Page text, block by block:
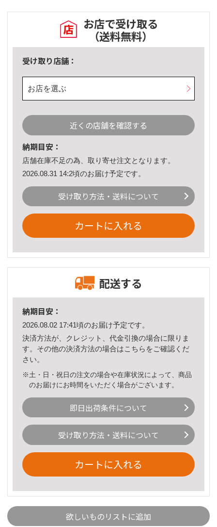
お店で受け取る
（送料無料）
受け取り店舗：
お店を選ぶ
近くの店舗を確認する
納期目安：
店舗在庫不足の為、取り寄せ注文となります。
2026.08.31 14:2頃のお届け予定です。
受け取り方法・送料について
カートに入れる
配送する
納期目安：
2026.08.02 17:41頃のお届け予定です。
決済方法が、クレジット、代金引換の場合に限りま
す。その他の決済方法の場合はこちら をご確認くだ
さい。
※土・日・祝日の注文の場合や在庫状況によって、商品
のお届けにお時間をいただく場合がございます。
即日出荷条件について
受け取り方法・送料について
カートに入れる
欲しいものリストに追加